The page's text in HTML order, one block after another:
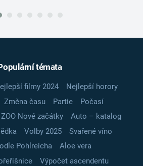
témata
filmy 2024
Nejlepší horory
Změna času Partie
Počasí
ZOO Nové začátky
Auto – katalog
Volby 2025
Svařené víno
Pohlreicha
Aloe vera
Výpočet ascendentu